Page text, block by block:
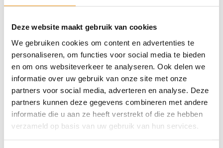
Deze website maakt gebruik van cookies
We gebruiken cookies om content en advertenties te
personaliseren, om functies voor social media te bieden
en om ons websiteverkeer te analyseren. Ook delen we
informatie over uw gebruik van onze site met onze
partners voor social media, adverteren en analyse. Deze
partners kunnen deze gegevens combineren met andere
informatie die u aan ze heeft verstrekt of die ze hebben
verzameld op basis van uw gebruik van hun services.
online contactformulier.
Contactformulier
Adresgegevens
Meewind